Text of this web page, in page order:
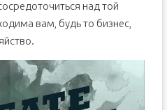
над той
вам, будь то бизнес,